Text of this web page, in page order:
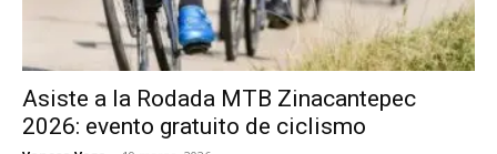
Asiste a la Rodada MTB Zinacantepec
2026: evento gratuito de ciclismo